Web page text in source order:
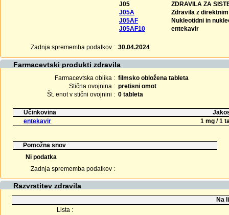
J05
ZDRAVILA ZA
J05A
Zdravila z
J05AF
Nukleotidni in
J05AF10
entekavir
Zadnja sprememba podatkov : 30.04.2024
Farmacevtski produkti zdravila
Farmacevtska oblika : filmsko obložena tableta
Stična ovojnina : pretisni omot
Št. enot v stični ovojnini : 0 tableta
Učinkovina
entekavir
1 mg / 1
Pomožna snov
Ni podatka
Zadnja sprememba podatkov :
Razvrstitev zdravila
Na
Lista :